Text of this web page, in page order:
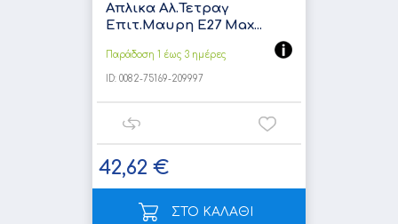
Απλικα Αλ.Τετραγ
Επιτ.Μαυρη E27 Max...
Παράδοση 1 έως 3 ημέρες
ID: 0082-75169-209997
42,62 €
ΣΤΟ ΚΑΛΑΘΙ